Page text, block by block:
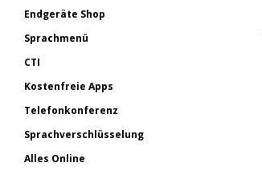
Endgeräte Shop
Sprachmenü
CTI
Kostenfreie Apps
Telefonkonferenz
Sprachverschlüsselung
Alles Online